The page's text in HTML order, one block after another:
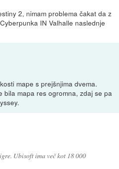
2, nimam problema čakat da z
IN Valhalle naslednje
mape s prejšnjima dvema.
bila mapa res ogromna, zdaj se pa
Ubisoft ima več kot 18 000